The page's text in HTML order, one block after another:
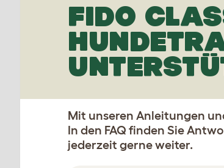
FIDO
Mit unseren Anleitungen
In den FAQ finden Sie
jederzeit gerne weiter.